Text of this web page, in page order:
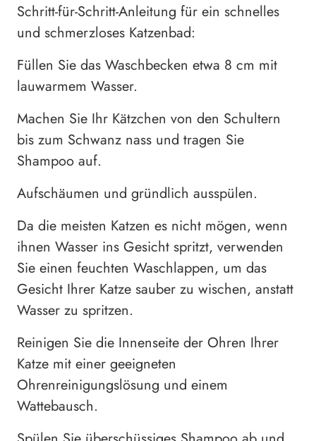
Schritt-für-Schritt-Anleitung für ein schnelles
und schmerzloses Katzenbad:
Füllen Sie das Waschbecken etwa 8 cm mit
lauwarmem Wasser.
Machen Sie Ihr Kätzchen von den Schultern
bis zum Schwanz nass und tragen Sie
Shampoo auf.
Aufschäumen und gründlich ausspülen.
Da die meisten Katzen es nicht mögen, wenn
ihnen Wasser ins Gesicht spritzt, verwenden
Sie einen feuchten Waschlappen, um das
Gesicht Ihrer Katze sauber zu wischen, anstatt
Wasser zu spritzen.
Reinigen Sie die Innenseite der Ohren Ihrer
Katze mit einer geeigneten
Ohrenreinigungslösung und einem
Wattebausch.